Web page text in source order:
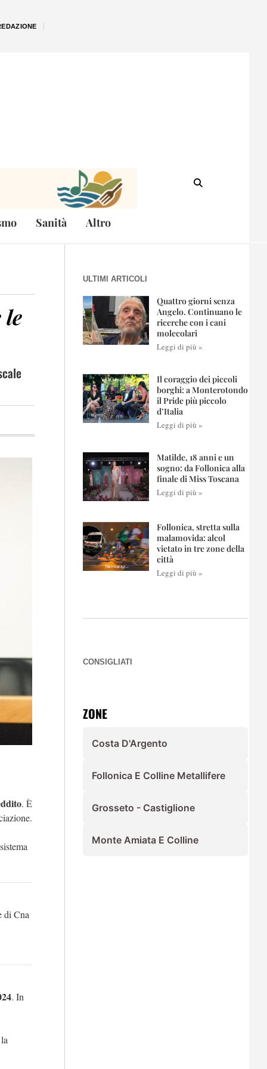
Sanità Altro
le
. È
di Cna
. In
ULTIMI ARTICOLI
Quattro giorni senza
Angelo. Continuano le
ricerche con i cani
molecolari
Leggi di più »
Il coraggio dei piccoli
borghi: a Monterotondo
il Pride più piccolo
d’Italia
Leggi di più »
Matilde, 18 anni e un
sogno: da Follonica alla
finale di Miss Toscana
Leggi di più »
Follonica, stretta sulla
malamovida: alcol
vietato in tre zone della
città
Leggi di più »
CONSIGLIATI
ZONE
Costa D'Argento
Follonica E Colline Metallifere
Grosseto - Castiglione
Monte Amiata E Colline